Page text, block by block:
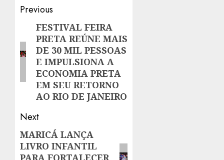
Post
navigation
Previous
Previous
post:
FESTIVAL FEIRA
PRETA REÚNE MAIS
DE 30 MIL PESSOAS
E IMPULSIONA A
ECONOMIA PRETA
EM SEU RETORNO
AO RIO DE JANEIRO
Next
Next
post:
MARICÁ LANÇA
LIVRO INFANTIL
PARA FORTALECER